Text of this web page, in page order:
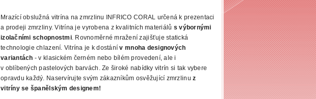
Mrazící obslužná vitrína na zmrzlinu INFRICO CORAL určená k prezentaci
a prodeji zmrzliny. Vitrína je vyrobena z kvalitních materiálů s výbornými
izolačními schopnostmi. Rovnoměrné mražení zajišťuje statická
technologie chlazení. Vitrína je k dostánív mnoha designových
variantách - v klasickém černém nebo bílém provedení, ale i
v oblíbených pastelových barvách. Ze široké nabídky vitrín si tak vybere
opravdu každý. Naservírujte svým zákazníkům osvěžující zmrzlinuz
vitríny se španělským designem!